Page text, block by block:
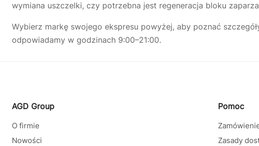
wymiana uszczelki, czy potrzebna jest regeneracja bloku
Wybierz markę swojego ekspresu powyżej, aby poznać
odpowiadamy w godzinach 9:00–21:00.
AGD Group
O firmie
Nowości
Pomoc
Zasady